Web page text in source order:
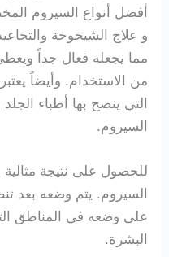
أفضل أنواع السيروم
و علاج الشيخوخة
مما يجعله فعال جداً
من الاستخدام. وأيضاً
التي ينصح بها أطباء
السيروم.
للحصول على نتيجة
السيروم. يتم وضعه بعد
على وضعه في المناطق
البشرة.